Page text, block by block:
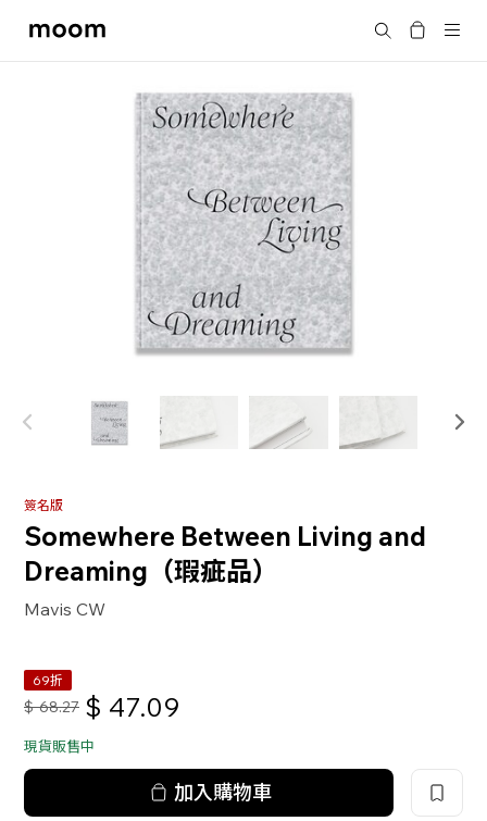
moom
搜尋
簽名版
Somewhere Between Living and
Dreaming（瑕疵品）
Mavis CW
69折
$ 68.27 $ 47.09
現貨販售中
加入購物車